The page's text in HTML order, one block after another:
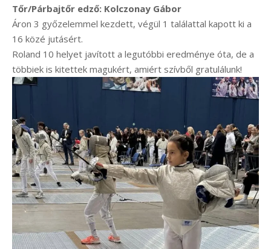
Tőr/Párbajtőr edző: Kolczonay Gábor
Áron 3 győzelemmel kezdett, végül 1 találattal kapott ki a
16 közé jutásért.
Roland 10 helyet javított a legutóbbi eredménye óta, de a
többiek is kitettek magukért, amiért szívből gratulálunk!